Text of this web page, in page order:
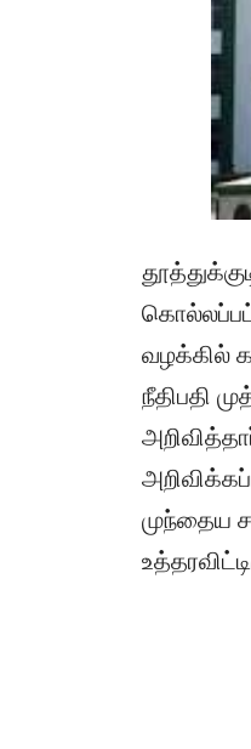
வழக்கில்
நீதிபதி
முந்தைய